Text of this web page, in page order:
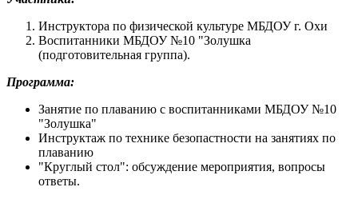
Инструктора по физической культуре МБДОУ г. Охи
Воспитанники МБДОУ №10 "Золушка
(подготовительная группа).
Программа:
Занятие по плаванию с воспитанниками МБДОУ №10
"Золушка"
Инструктаж по технике безопастности на занятиях по
плаванию
"Круглый стол": обсуждение мероприятия, вопросы
ответы.